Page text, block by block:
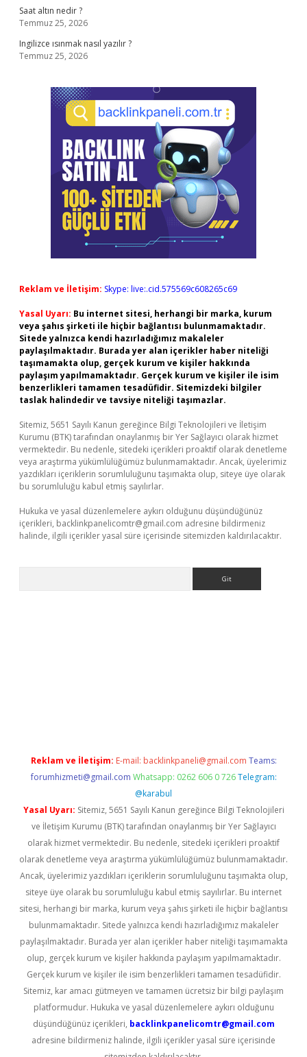
Saat altın nedir ?
Temmuz 25, 2026
Ingilizce ısınmak nasıl yazılır ?
Temmuz 25, 2026
Reklam ve İletişim: Skype: live:.cid.575569c608265c69
Yasal Uyarı: Bu internet sitesi, herhangi bir marka, kurum
veya şahıs şirketi ile hiçbir bağlantısı bulunmamaktadır.
Sitede yalnızca kendi hazırladığımız makaleler
paylaşılmaktadır. Burada yer alan içerikler haber niteliği
taşımamakta olup, gerçek kurum ve kişiler hakkında
paylaşım yapılmamaktadır. Gerçek kurum ve kişiler ile isim
benzerlikleri tamamen tesadüfidir. Sitemizdeki bilgiler
taslak halindedir ve tavsiye niteliği taşımazlar.
Sitemiz, 5651 Sayılı Kanun gereğince Bilgi Teknolojileri ve İletişim
Kurumu (BTK) tarafından onaylanmış bir Yer Sağlayıcı olarak hizmet
vermektedir. Bu nedenle, sitedeki içerikleri proaktif olarak denetleme
veya araştırma yükümlülüğümüz bulunmamaktadır. Ancak, üyelerimiz
yazdıkları içeriklerin sorumluluğunu taşımakta olup, siteye üye olarak
bu sorumluluğu kabul etmiş sayılırlar.
Hukuka ve yasal düzenlemelere aykırı olduğunu düşündüğünüz
içerikleri, backlinkpanelicomtr@gmail.com adresine bildirmeniz
halinde, ilgili içerikler yasal süre içerisinde sitemizden kaldırılacaktır.
Reklam ve İletişim: E-mail: backlinkpaneli@gmail.com Teams:
forumhizmeti@gmail.com Whatsapp: 0262 606 0 726 Telegram:
@karabul
Yasal Uyarı: Sitemiz, 5651 Sayılı Kanun gereğince Bilgi Teknolojileri
ve İletişim Kurumu (BTK) tarafından onaylanmış bir Yer Sağlayıcı
olarak hizmet vermektedir. Bu nedenle, sitedeki içerikleri proaktif
olarak denetleme veya araştırma yükümlülüğümüz bulunmamaktadır.
Ancak, üyelerimiz yazdıkları içeriklerin sorumluluğunu taşımakta olup,
siteye üye olarak bu sorumluluğu kabul etmiş sayılırlar. Bu internet
sitesi, herhangi bir marka, kurum veya şahıs şirketi ile hiçbir bağlantısı
bulunmamaktadır. Sitede yalnızca kendi hazırladığımız makaleler
paylaşılmaktadır. Burada yer alan içerikler haber niteliği taşımamakta
olup, gerçek kurum ve kişiler hakkında paylaşım yapılmamaktadır.
Gerçek kurum ve kişiler ile isim benzerlikleri tamamen tesadüfidir.
Sitemiz, kar amacı gütmeyen ve tamamen ücretsiz bir bilgi paylaşım
platformudur. Hukuka ve yasal düzenlemelere aykırı olduğunu
düşündüğünüz içerikleri, backlinkpanelicomtr@gmail.com
adresine bildirmeniz halinde, ilgili içerikler yasal süre içerisinde